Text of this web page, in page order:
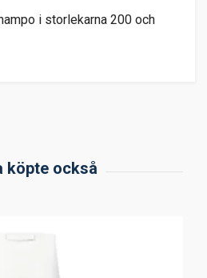
i storlekarna 200 och